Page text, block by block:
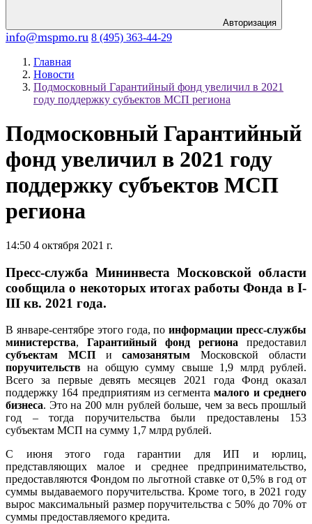
Авторизация
info@mspmo.ru 8 (495) 363-44-29
Главная
Новости
Подмосковный Гарантийный фонд увеличил в 2021
году поддержку субъектов МСП региона
Подмосковный Гарантийный
фонд увеличил в 2021 году
поддержку субъектов МСП
региона
14:50 4 октября 2021 г.
Пресс-служба Мининвеста Московской области
сообщила о некоторых итогах работы Фонда в I-
III кв. 2021 года.
В январе-сентябре этого года, поинформации пресс-службы
министерства, Гарантийный фонд региона предоставил
субъектам МСПисамозанятым Московской области
поручительств на общую сумму свыше 1,9 млрд рублей.
Всего за первые девять месяцев 2021 года Фонд оказал
поддержку 164 предприятиям из сегментамалого и среднего
бизнеса. Это на 200 млн рублей больше, чем за весь прошлый
год – тогда поручительства были предоставлены 153
субъектам МСП на сумму 1,7 млрд рублей.
С июня этого года гарантии для ИП и юрлиц,
представляющих малое и среднее предпринимательство,
предоставляются Фондом по льготной ставке от 0,5% в год от
суммы выдаваемого поручительства. Кроме того, в 2021 году
вырос максимальный размер поручительства с 50% до 70% от
суммы предоставляемого кредита.